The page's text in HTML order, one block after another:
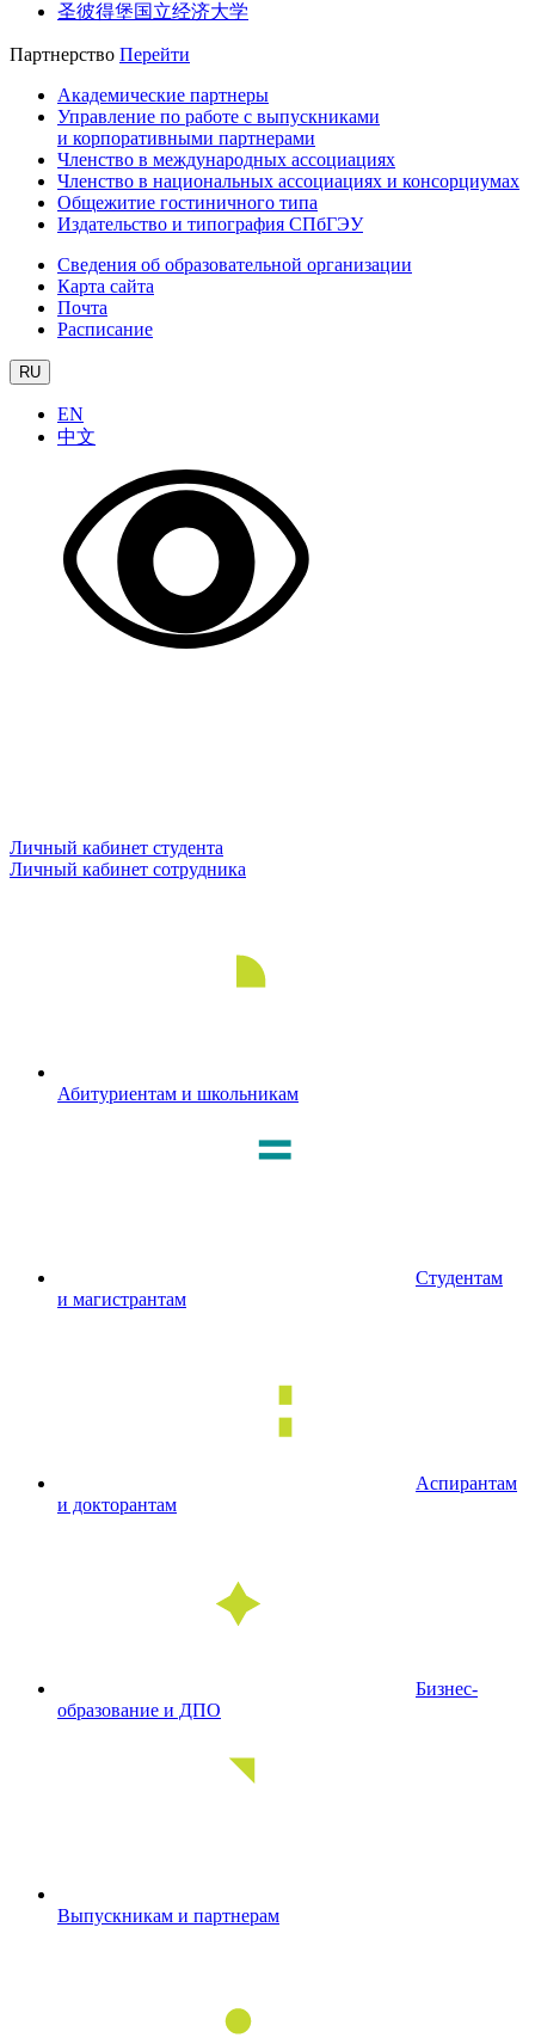
圣彼得堡国立经济大学
Партнерство Перейти
Академические партнеры
Управление по работе с выпускниками
и корпоративными партнерами
Членство в международных ассоциациях
Членство в национальных ассоциациях и консорциумах
Общежитие гостиничного типа
Издательство и типография СПбГЭУ
Сведения об образовательной организации
Карта сайта
Почта
Расписание
RU
EN
中文
Личный кабинет студента
Личный кабинет сотрудника
Абитуриентам и школьникам
Студентам
и магистрантам
Аспирантам
и докторантам
Бизнес-
образование и ДПО
Выпускникам и партнерам